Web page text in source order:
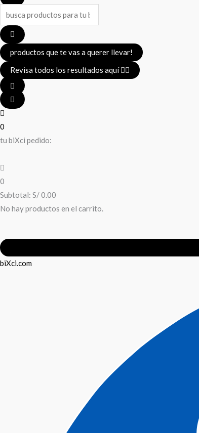
Search
...
productos que te vas a querer llevar!
Revisa todos los resultados aquí 👈🏼
0
tu biXci pedido:
0
Subtotal: S/0.00
No hay productos en el carrito.
biXci.com